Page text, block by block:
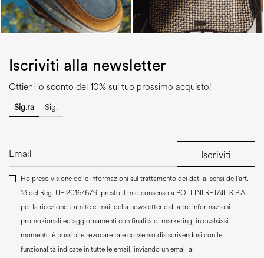
Iscriviti alla newsletter
Ottieni lo sconto del 10% sul tuo prossimo acquisto!
Sig.ra Sig.
Iscriviti
Ho preso visione delle informazioni sul trattamento dei dati ai sensi dell’art.
13 del Reg. UE 2016/679, presto il mio consenso a POLLINI RETAIL S.P.A.
per la ricezione tramite e-mail della newsletter e di altre informazioni
promozionali ed aggiornamenti con finalità di marketing, in qualsiasi
momento è possibile revocare tale consenso disiscrivendosi con le
funzionalità indicate in tutte le email, inviando un email a: